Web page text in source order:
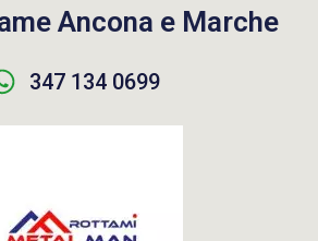
Ancona e Marche
347 134 0699